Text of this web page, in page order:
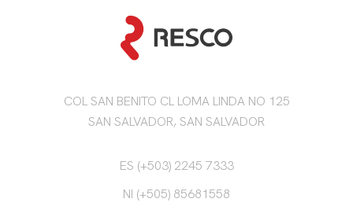
COL SAN BENITO CL LOMA LINDA NO 125
SAN SALVADOR, SAN SALVADOR
ES (+503) 2245 7333
NI (+505) 85681558